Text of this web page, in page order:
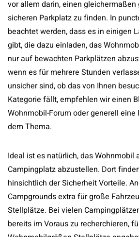
vor allem darin, einen
sicheren Parkplatz zu finden. In
beachtet werden, dass es in einigen
gibt, die dazu einladen, das
nur auf bewachten Parkplätzen
wenn es für mehrere Stunden
unsicher sind, ob das von Ihnen
Kategorie fällt, empfehlen wir einen
Wohnmobil-Forum oder generell eine
dem Thema.
Ideal ist es natürlich, das
Campingplatz abzustellen. Dort
hinsichtlich der Sicherheit Vorteile.
Campgrounds extra für große
Stellplätze. Bei vielen
bereits im Voraus zu recherchieren,